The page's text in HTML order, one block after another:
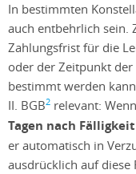
In bestimmten
auch entbehrlich sein.
Zahlungsfrist für die
oder der Zeitpunkt
bestimmt werden
II. BGB​​​​​​​2 relevant:
Tagen nach Fälligkeit
er automatisch in
ausdrücklich auf diese